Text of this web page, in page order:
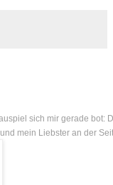
sich mir gerade bot:
mein Liebster an der